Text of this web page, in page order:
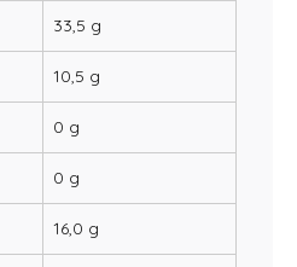
33,5 g
10,5 g
0 g
0 g
16,0 g